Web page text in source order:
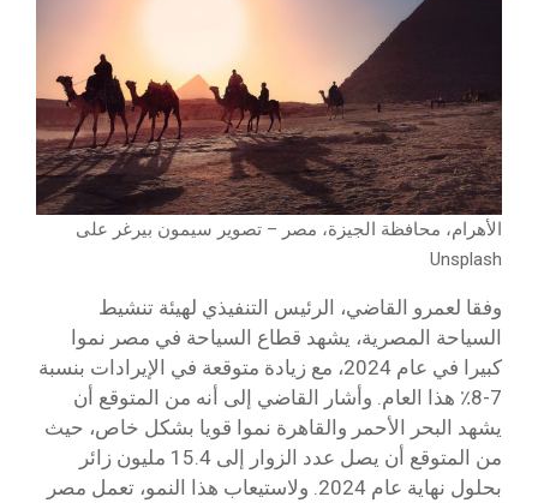
الأهرام، محافظة الجيزة، مصر – تصوير سيمون بيرغر على
Unsplash
وفقا لعمرو القاضي، الرئيس التنفيذي لهيئة تنشيط
السياحة المصرية، يشهد قطاع السياحة في مصر نموا
كبيرا في عام 2024، مع زيادة متوقعة في الإيرادات بنسبة
7-8٪ هذا العام. وأشار القاضي إلى أنه من المتوقع أن
يشهد البحر الأحمر والقاهرة نموا قويا بشكل خاص، حيث
من المتوقع أن يصل عدد الزوار إلى 15.4 مليون زائر
بحلول نهاية عام 2024. ولاستيعاب هذا النمو، تعمل مصر